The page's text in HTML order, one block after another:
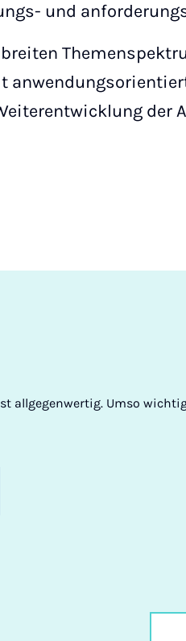
und
der
allgegenwertig. Umso